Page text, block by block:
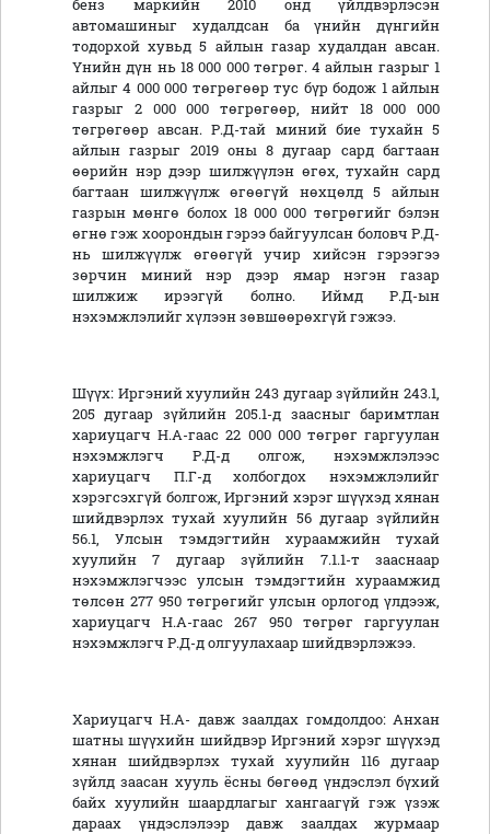
бенз маркийн 2010 онд үйлдвэрлэсэн
автомашиныг худалдсан ба үнийн дүнгийн
тодорхой хувьд 5 айлын газар худалдан авсан.
Үнийн дүн нь 18 000 000 төгрөг. 4 айлын газрыг 1
айлыг 4 000 000 төгрөгөөр тус бүр бодож 1 айлын
газрыг 2 000 000 төгрөгөөр, нийт 18 000 000
төгрөгөөр авсан. Р.Д-тай миний бие тухайн 5
айлын газрыг 2019 оны 8 дугаар сард багтаан
өөрийн нэр дээр шилжүүлэн өгөх, тухайн сард
багтаан шилжүүлж өгөөгүй нөхцөлд 5 айлын
газрын мөнгө болох 18 000 000 төгрөгийг бэлэн
өгнө гэж хоорондын гэрээ байгуулсан боловч Р.Д-
нь шилжүүлж өгөөгүй учир хийсэн гэрээгээ
зөрчин миний нэр дээр ямар нэгэн газар
шилжиж ирээгүй болно. Иймд Р.Д-ын
нэхэмжлэлийг хүлээн зөвшөөрөхгүй гэжээ.
Шүүх: Иргэний хуулийн 243 дугаар зүйлийн 243.1,
205 дугаар зүйлийн 205.1-д заасныг баримтлан
хариуцагч Н.А-гаас 22 000 000 төгрөг гаргуулан
нэхэмжлэгч Р.Д-д олгож, нэхэмжлэлээс
хариуцагч П.Г-д холбогдох нэхэмжлэлийг
хэрэгсэхгүй болгож, Иргэний хэрэг шүүхэд хянан
шийдвэрлэх тухай хуулийн 56 дугаар зүйлийн
56.1, Улсын тэмдэгтийн хураамжийн тухай
хуулийн 7 дугаар зүйлийн 7.1.1-т зааснаар
нэхэмжлэгчээс улсын тэмдэгтийн хураамжид
төлсөн 277 950 төгрөгийг улсын орлогод үлдээж,
хариуцагч Н.А-гаас 267 950 төгрөг гаргуулан
нэхэмжлэгч Р.Д-д олгуулахаар шийдвэрлэжээ.
Хариуцагч Н.А- давж заалдах гомдолдоо: Анхан
шатны шүүхийн шийдвэр Иргэний хэрэг шүүхэд
хянан шийдвэрлэх тухай хуулийн 116 дугаар
зүйлд заасан хууль ёсны бөгөөд үндэслэл бүхий
байх хуулийн шаардлагыг хангаагүй гэж үзэж
дараах үндэслэлээр давж заалдах журмаар